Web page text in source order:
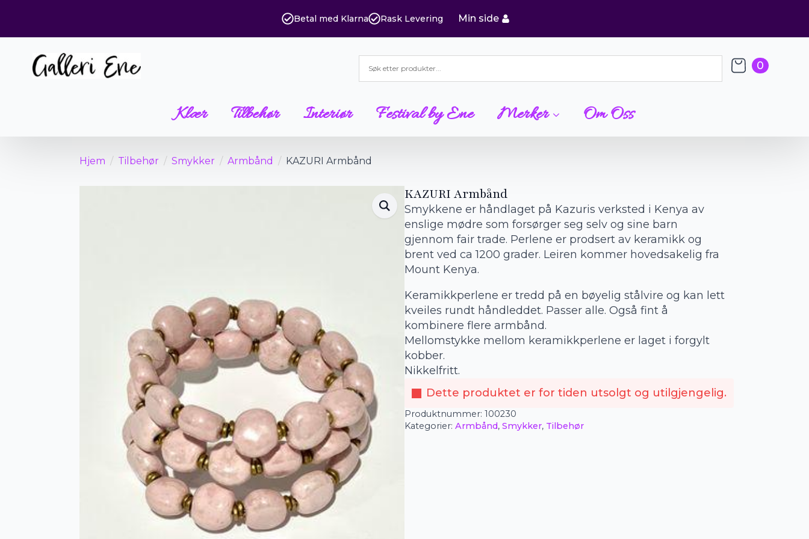
Betal med Klarna Rask Levering Min side
0
Klær Tilbehør Interiør Festival by Ene Merker Om Oss
Hjem Tilbehør Smykker Armbånd KAZURI Armbånd
KAZURI Armbånd
Smykkene er håndlaget på Kazuris verksted i Kenya av
enslige mødre som forsørger seg selv og sine barn
gjennom fair trade. Perlene er prodsert av keramikk og
brent ved ca 1200 grader. Leiren kommer hovedsakelig fra
Mount Kenya.
Keramikkperlene er tredd på en bøyelig stålvire og kan lett
kveiles rundt håndleddet. Passer alle. Også fint å
kombinere flere armbånd.
Mellomstykke mellom keramikkperlene er laget i forgylt
kobber.
Nikkelfritt.
Dette produktet er for tiden utsolgt og utilgjengelig.
Produktnummer: 100230
Kategorier: Armbånd, Smykker, Tilbehør